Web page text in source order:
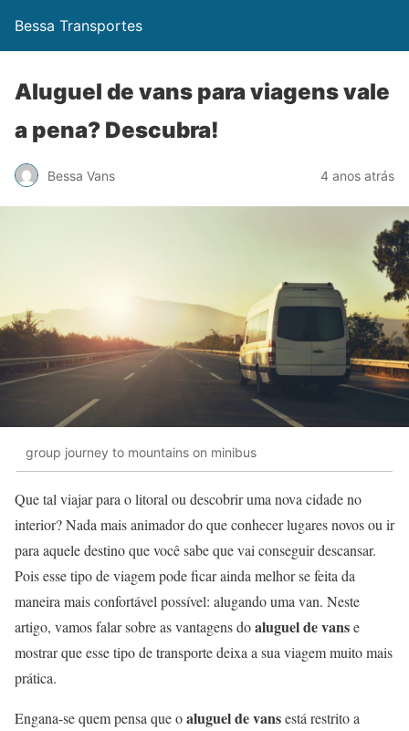
Bessa Transportes
Aluguel de vans para viagens vale
a pena? Descubra!
Bessa Vans 4 anos atrás
group journey to mountains on minibus
Que tal viajar para o litoral ou descobrir uma nova cidade no
interior? Nada mais animador do que conhecer lugares novos ou ir
para aquele destino que você sabe que vai conseguir descansar.
Pois esse tipo de viagem pode ficar ainda melhor se feita da
maneira mais confortável possível: alugando uma van. Neste
artigo, vamos falar sobre as vantagens doaluguel de vanse
mostrar que esse tipo de transporte deixa a sua viagem muito mais
prática.
Engana-se quem pensa que oaluguel de vansestá restrito a